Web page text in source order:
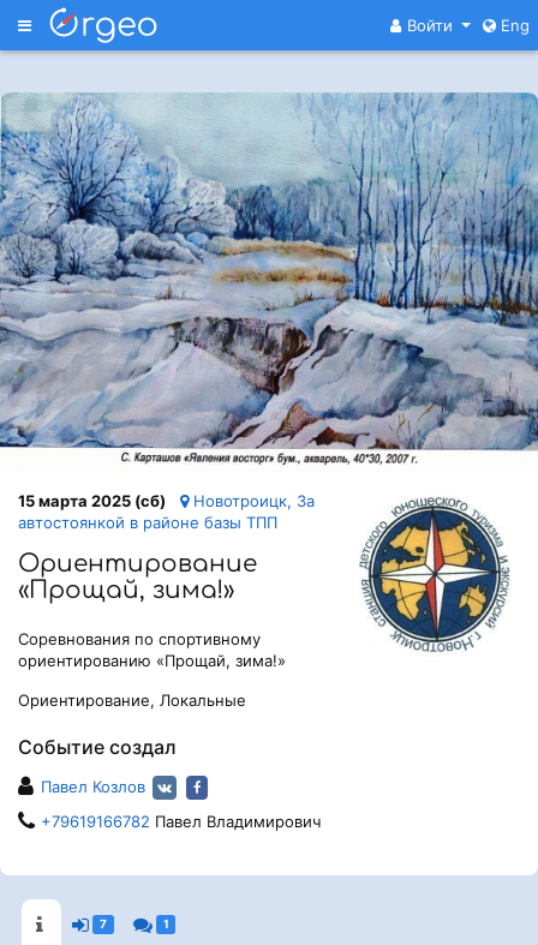
Меню Войти Eng
15 марта 2025 (сб)
Новотроицк, За
автостоянкой в районе базы ТПП
Ориентирование
«Прощай, зима!»
Соревнования по спортивному
ориентированию «Прощай, зима!»
Ориентирование, Локальные
Событие создал
Павел Козлов
+79619166782 Павел Владимирович
7 1